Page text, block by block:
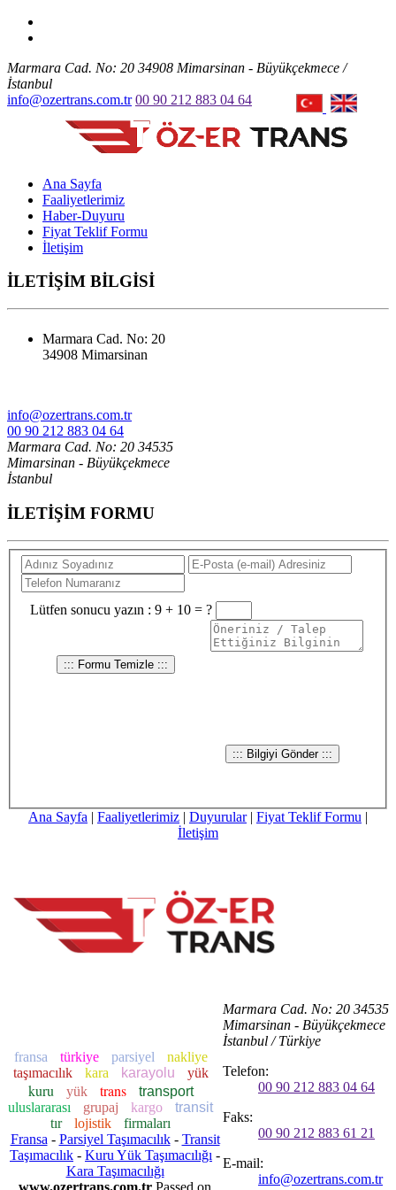
Marmara Cad. No: 20 34908 Mimarsinan - Büyükçekmece /
İstanbul
info@ozertrans.com.tr 00 90 212 883 04 64
Ana Sayfa
Faaliyetlerimiz
Haber-Duyuru
Fiyat Teklif Formu
İletişim
İLETİŞİM BİLGİSİ
Do you own this website?
Marmara Cad. No: 20
34908 Mimarsinan
info@ozertrans.com.tr
00 90 212 883 04 64
Marmara Cad. No: 20 34535
Mimarsinan - Büyükçekmece
İstanbul
İLETİŞİM FORMU
Lütfen sonucu yazın : 9 + 10 = ?
Ana Sayfa | Faaliyetlerimiz | Duyurular| Fiyat Teklif Formu |
İletişim
Marmara Cad. No: 20 34535
Mimarsinan - Büyükçekmece
İstanbul / Türkiye
Telefon:
00 90 212 883 04 64
Faks:
00 90 212 883 61 21
E-mail:
info@ozertrans.com.tr
fransa türkiye parsiyel
nakliye
taşımacılık
kara karayolu yük
kuru yük trans
transport
uluslararası
grupaj kargo
transit
tır
lojistik
firmaları
Fransa- Parsiyel Taşımacılık- Transit
Taşımacılık - Kuru Yük Taşımacılığı -
Kara Taşımacılığı